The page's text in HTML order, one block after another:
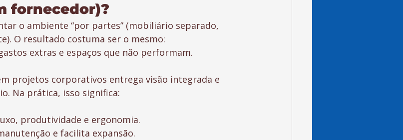
fornecedor)?
o ambiente “por partes” (mobiliário separado,
O resultado costuma ser o mesmo:
extras e espaços que não performam.
projetos corporativos entrega visão integrada e
Na prática, isso significa:
produtividade e ergonomia.
e facilita expansão.